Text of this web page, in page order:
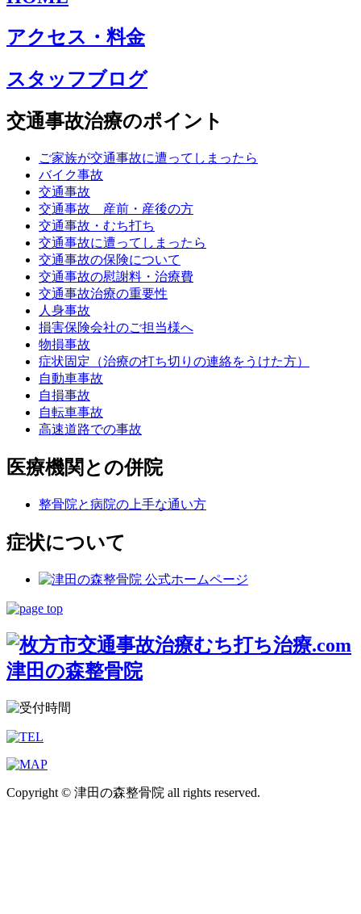
アクセス・料金
スタッフブログ
交通事故治療のポイント
ご家族が交通事故に遭ってしまったら
バイク事故
交通事故
交通事故 産前・産後の方
交通事故・むち打ち
交通事故に遭ってしまったら
交通事故の保険について
交通事故の慰謝料・治療費
交通事故治療の重要性
人身事故
損害保険会社のご担当様へ
物損事故
症状固定（治療の打ち切りの連絡をうけた方）
自動車事故
自損事故
自転車事故
高速道路での事故
医療機関との併院
整骨院と病院の上手な通い方
症状について
Copyright © 津田の森整骨院 all rights reserved.